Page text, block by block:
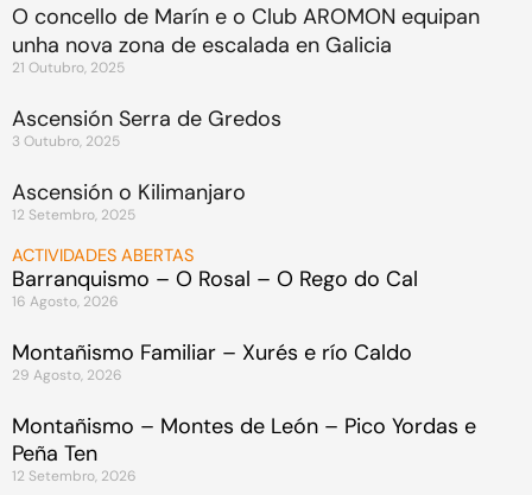
O concello de Marín e o Club AROMON equipan
unha nova zona de escalada en Galicia
21 Outubro, 2025
Ascensión Serra de Gredos
3 Outubro, 2025
Ascensión o Kilimanjaro
12 Setembro, 2025
ACTIVIDADES ABERTAS
Barranquismo – O Rosal – O Rego do Cal
16 Agosto, 2026
Montañismo Familiar – Xurés e río Caldo
29 Agosto, 2026
Montañismo – Montes de León – Pico Yordas e
Peña Ten
12 Setembro, 2026